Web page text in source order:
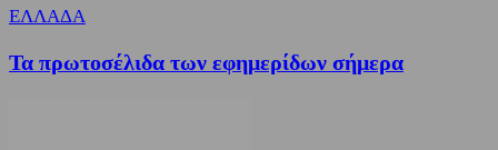
ΕΛΛΑΔΑ
Τα πρωτοσέλιδα των εφημερίδων σήμερα